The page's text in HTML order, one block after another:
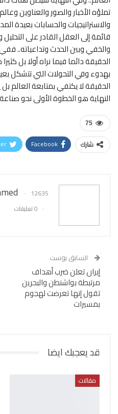
تملؤه الأخبار والصور والعناوين
والاستراتيجيات والحسابات بعيدة
قائمة إلى العقل القادر على
والخفي وبين الحدث وتداعياته..
الحقيقة دائما فيما نراه أولا بل
بهدوء وفي التحولات التي تتشكل
الحقيقة لا يكتفي بمتابعة
النهاية هو الخطوة الأولى نحو
75
شارك Facebook
12635 المشاركات
0 تعليقات
السابق بوست
إيران تعلن ضرب أهداف
مرتبطة بواشنطن والبحرين
تقول إنها تعرضت لهجوم
بمسيرات
قد يعجبك ايضا
مقالات